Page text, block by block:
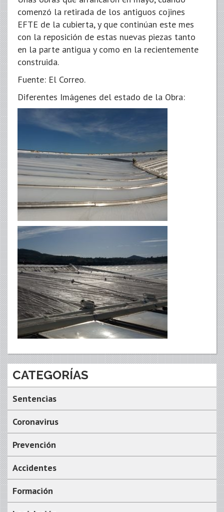
comenzó la retirada de los antiguos cojines
EFTE de la cubierta, y que continúan este mes
con la reposición de estas nuevas piezas tanto
en la parte antigua y como en la recientemente
construida.
Fuente: El Correo.
Diferentes Imágenes del estado de la Obra:
CATEGORÍAS
Sentencias
Coronavirus
Prevención
Accidentes
Formación